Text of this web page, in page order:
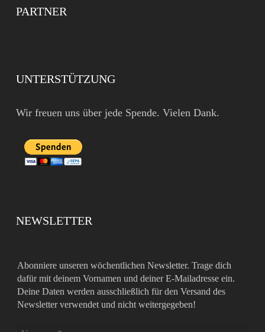
PARTNER
UNTERSTÜTZUNG
Wir freuen uns über jede Spende. Vielen Dank.
NEWSLETTER
Abonniere unseren wöchentlichen Newsletter. Trage dich
dafür mit deinem Vornamen und deiner E-Mailadresse ein.
Deine Daten werden ausschließlich für den Versand des
Newsletter verwendet und nicht weitergegeben!